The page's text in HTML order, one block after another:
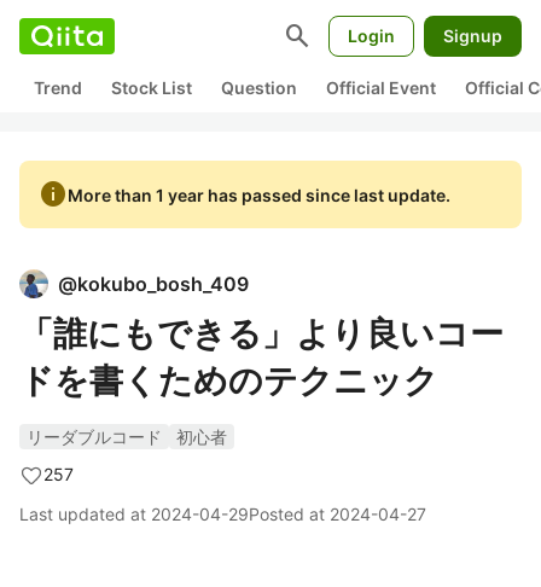
search Login Signup
Trend Stock List Question Official Event Official
infoMore than 1 year has passed since last update.
@kokubo_bosh_409
「誰にもできる」より良いコー
ドを書くためのテクニック
リーダブルコード
初心者
257
Last updated at 2024-04-29Posted at 2024-04-27